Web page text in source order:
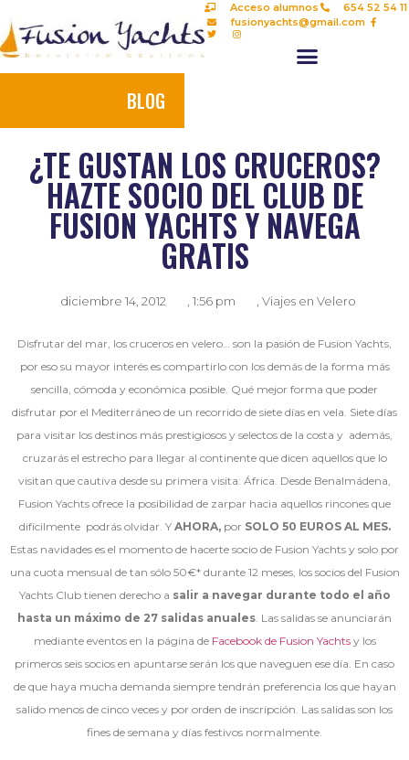
Acceso alumnos
654 52 54 11
fusionyachts@gmail.com
BLOG
¿TE GUSTAN LOS CRUCEROS?
HAZTE SOCIO DEL CLUB DE
FUSION YACHTS Y NAVEGA
GRATIS
diciembre 14, 2012 1:56 pm Viajes en Velero
Disfrutar del mar, los cruceros en velero… son la pasión de Fusion Yachts,
por eso su mayor interés es compartirlo con los demás de la forma más
sencilla, cómoda y económica posible. Qué mejor forma que poder
disfrutar por el Mediterráneo de un recorrido de siete días en vela. Siete días
para visitar los destinos más prestigiosos y selectos de la costa y además,
cruzarás el estrecho para llegar al continente que dicen aquellos que lo
visitan que cautiva desde su primera visita: África. Desde Benalmádena,
Fusion Yachts ofrece la posibilidad de zarpar hacia aquellos rincones que
difícilmente podrás olvidar. Y AHORA,por SOLO 50 EUROS AL MES.
Estas navidades es el momento de hacerte socio de Fusion Yachts y solo por
una cuota mensual de tan sólo 50€* durante 12 meses, los socios del Fusion
Yachts Club tienen derecho a salir a navegar durante todo el año
hasta un máximo de 27 salidas anuales . Las salidas se anunciarán
mediante eventos en la página de Facebook de Fusion Yachtsy los
primeros seis socios en apuntarse serán los que naveguen ese día. En caso
de que haya mucha demanda siempre tendrán preferencia los que hayan
salido menos de cinco veces y por orden de inscripción. Las salidas son los
fines de semana y días festivos normalmente.